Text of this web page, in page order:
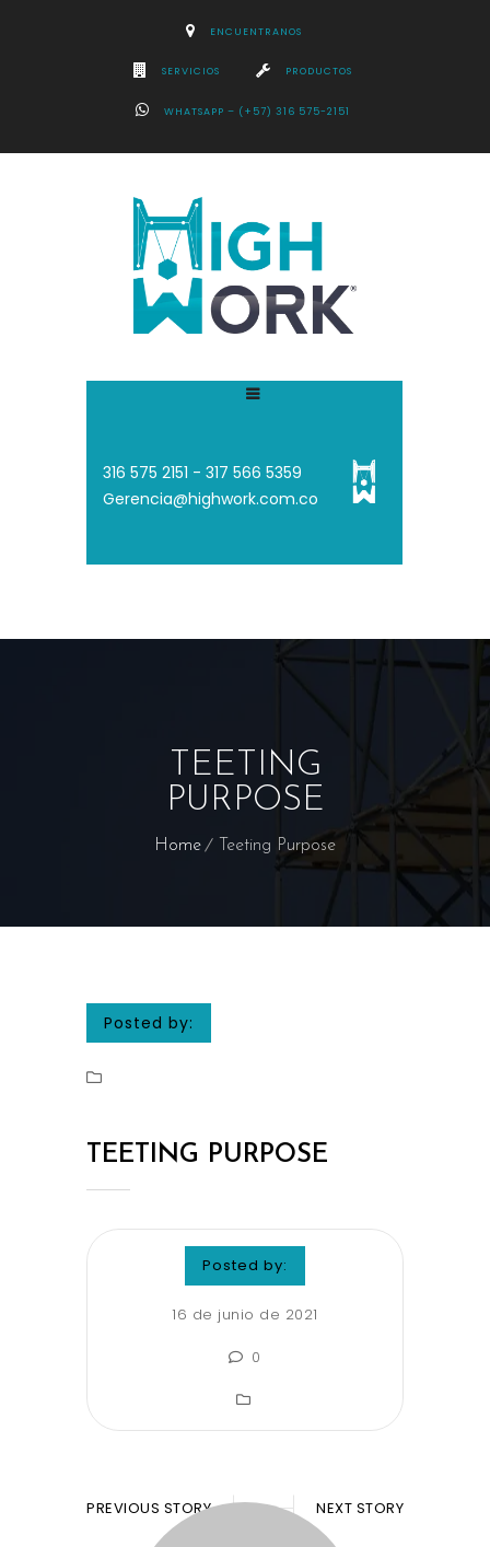
ENCUENTRANOS
SERVICIOS PRODUCTOS
WHATSAPP – (+57) 316 575-2151
316 575 2151 - 317 566 5359
Gerencia@highwork.com.co
TEETING
PURPOSE
Home Teeting Purpose
Posted by:
TEETING PURPOSE
Posted by:
16 de junio de 2021
0
PREVIOUS STORY NEXT STORY